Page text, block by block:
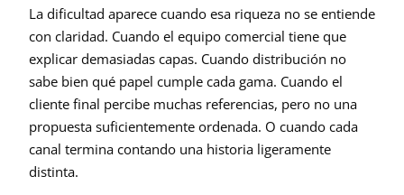
La dificultad aparece cuando esa riqueza no se entiende
con claridad. Cuando el equipo comercial tiene que
explicar demasiadas capas. Cuando distribución no
sabe bien qué papel cumple cada gama. Cuando el
cliente final percibe muchas referencias, pero no una
propuesta suficientemente ordenada. O cuando cada
canal termina contando una historia ligeramente
distinta.